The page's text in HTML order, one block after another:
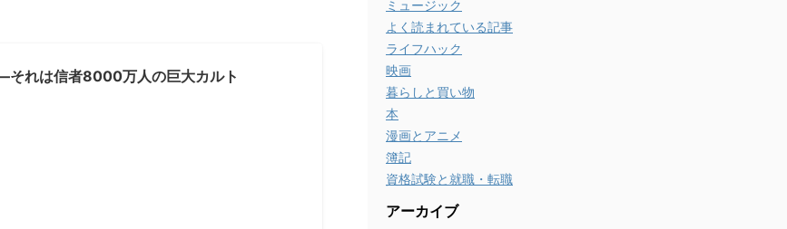
れは信者8000万人の巨大カルト
ミュージック
よく読まれている記事
ライフハック
映画
暮らしと買い物
本
漫画とアニメ
簿記
資格試験と就職・転職
アーカイブ